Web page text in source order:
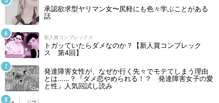
承認欲求型ヤリマン女〜尻軽にも色々学ぶことがある
話
新人賞コンプレックス
トガッていたらダメなのか？【新人賞コンプレック
ス 第4回】
発達障害女性が、なぜか行く先々でモテてしまう理由
とは……？『ダメ恋やめられる！？ 発達障害女子の愛
と性』人気回試し読み